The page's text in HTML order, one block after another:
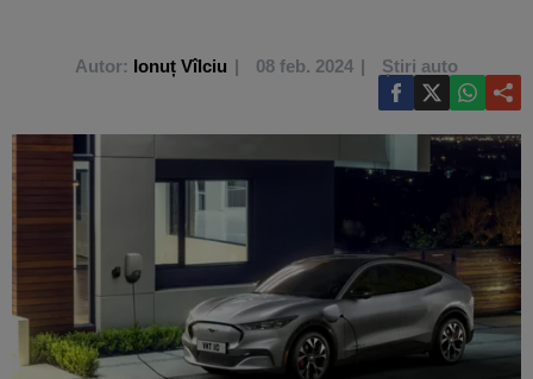
Autor: Ionuț Vîlciu 08 feb. 2024 Știri auto